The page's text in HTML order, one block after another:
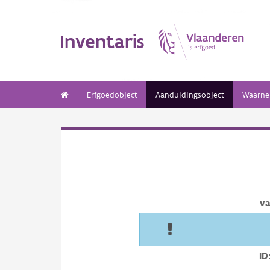
Inventaris
Erfgoedobject Aanduidingsobject
ID